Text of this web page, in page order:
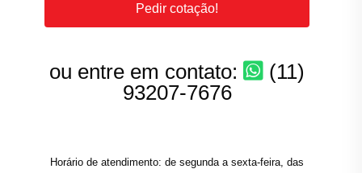
Pedir cotação!
ou entre em contato:
(11)
93207-7676
Horário de atendimento: de segunda a sexta-feira, das